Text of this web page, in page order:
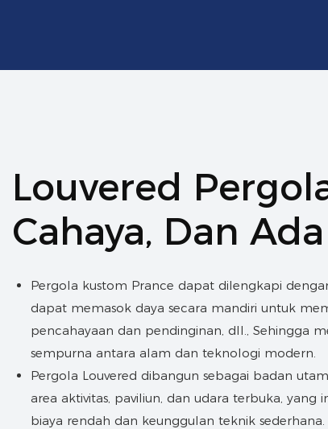
Louvered
Cahaya, Dan
Pergola kustom Prance dapat dilengkapi
dapat memasok daya secara mandiri untuk
pencahayaan dan pendinginan, dll., Sehingga
sempurna antara alam dan teknologi modern.
Pergola Louvered dibangun sebagai badan
area aktivitas, paviliun, dan udara terbuka, yang
biaya rendah dan keunggulan teknik